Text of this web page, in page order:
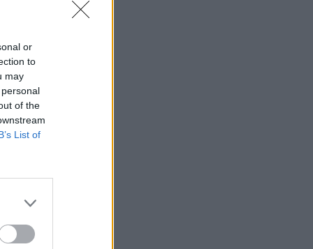
or
to
may
of the
List of